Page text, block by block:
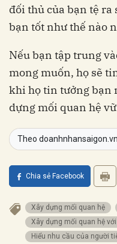
đối thủ của bạn tệ ra
bạn tốt như thế nào
Nếu bạn tập trung
mong muốn, họ sẽ
khi họ tin tưởng bạn
dựng mối quan hệ
Theo doanhnhansaigon.vn
Chia sẻ Facebook
xây dựng mối quan hệ
xây dựng mối quan hệ
hiểu nhu cầu của người